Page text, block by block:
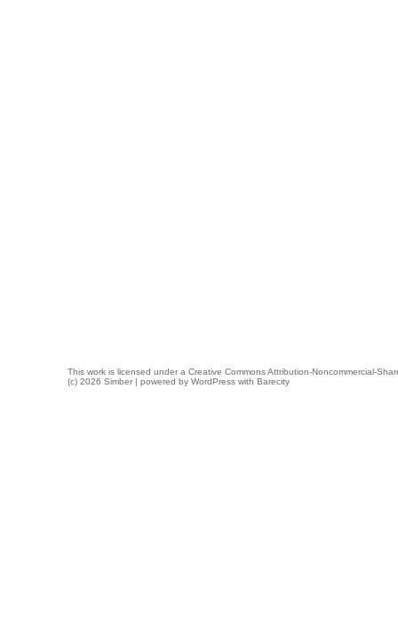
This work is licensed under a Creative Commons Attribution-Noncommercial-
(c) 2026 Simber | powered by WordPress with Barecity